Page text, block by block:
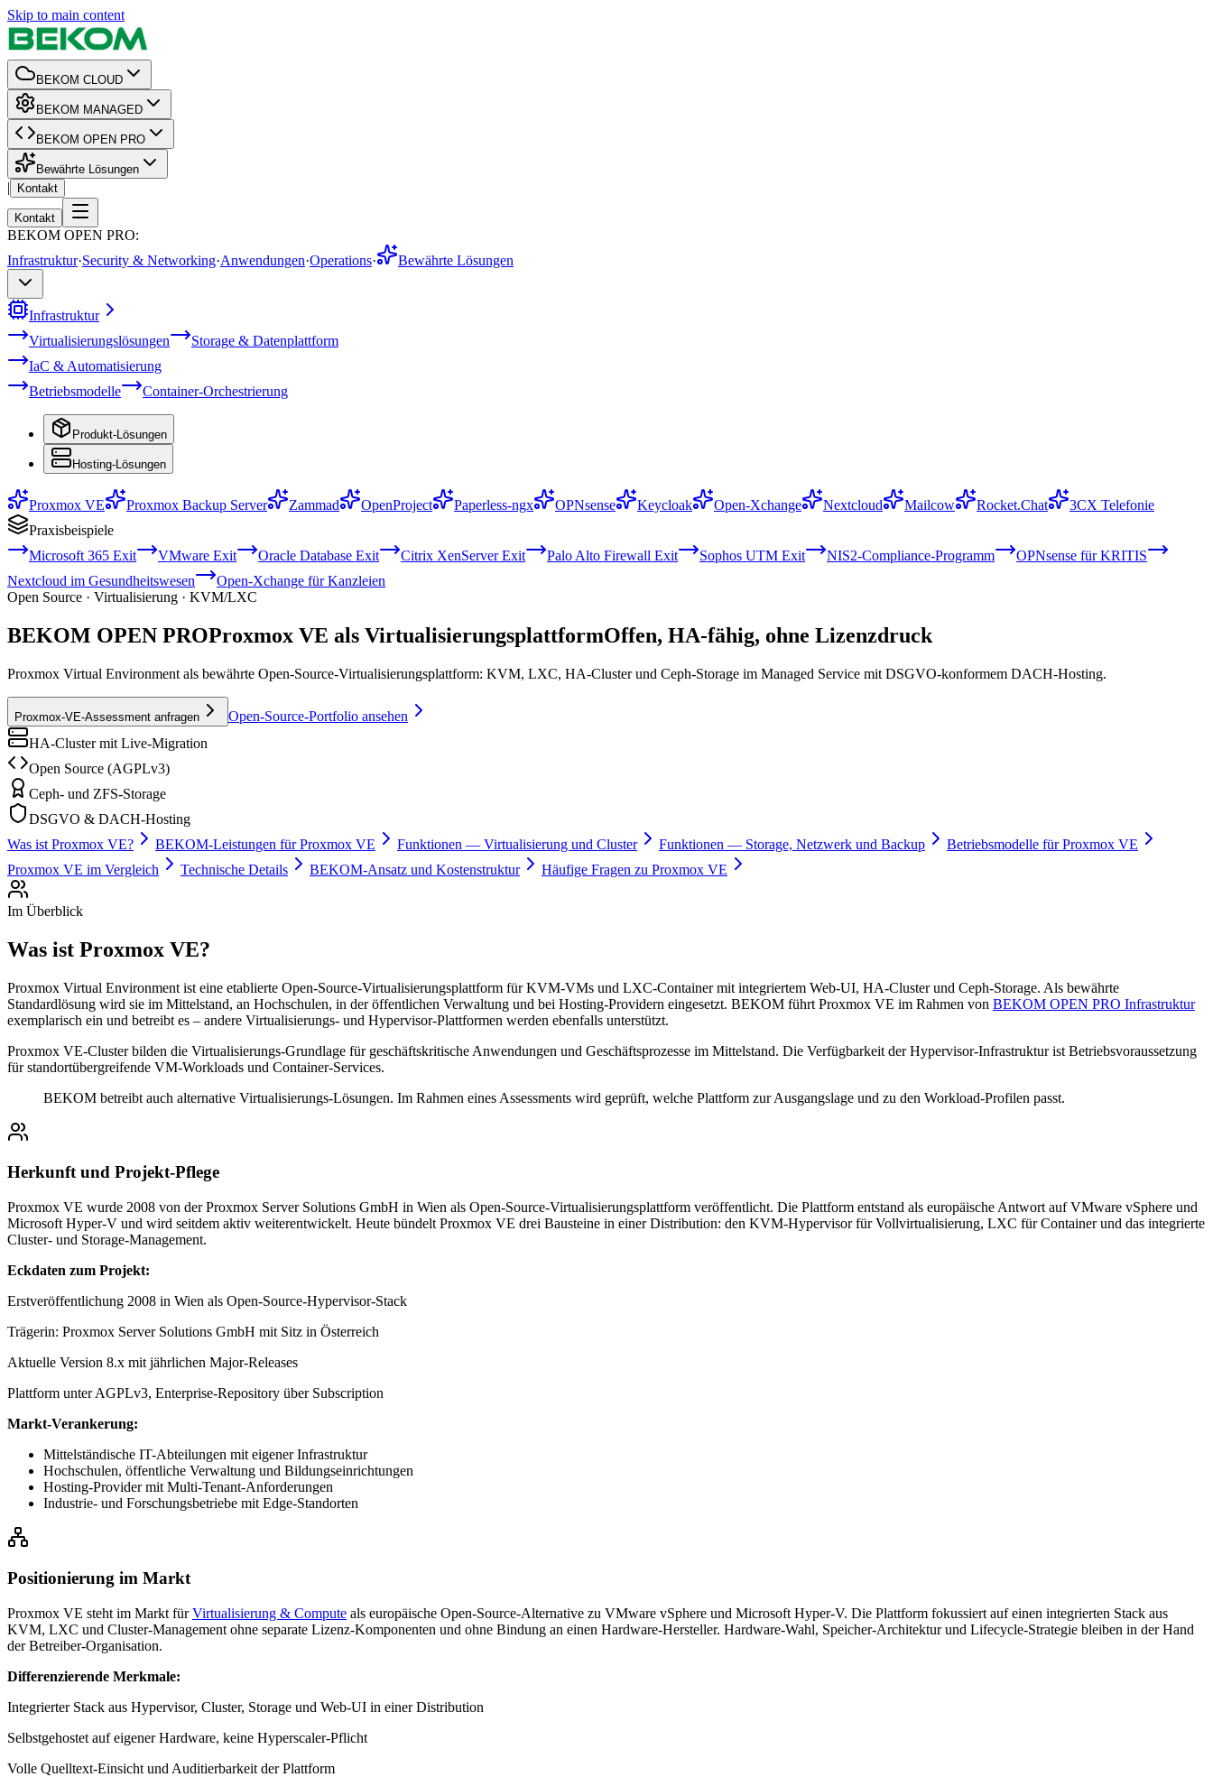
Skip to main content
BEKOM CLOUD
BEKOM MANAGED
BEKOM OPEN PRO
Bewährte Lösungen
| Kontakt
Kontakt
BEKOM OPEN PRO:
Infrastruktur·Security & Networking·Anwendungen·Operations· Bewährte Lösungen
Infrastruktur
Virtualisierungslösungen
Storage & Datenplattform
IaC & Automatisierung
Betriebsmodelle
Container-Orchestrierung
Produkt-Lösungen
Hosting-Lösungen
Proxmox VE Proxmox Backup Server Zammad OpenProject Paperless-ngx OPNsense Keycloak Open-Xchange Nextcloud Mailcow Rocket.Chat
3CX Telefonie
Praxisbeispiele
Microsoft 365 Exit
VMware Exit Oracle Database Exit Citrix XenServer Exit Palo Alto Firewall Exit Sophos UTM Exit NIS2-Compliance-Programm
OPNsense für KRITIS
Nextcloud im Gesundheitswesen
Open-Xchange für Kanzleien
Open Source · Virtualisierung · KVM/LXC
BEKOM OPEN PROProxmox VE als VirtualisierungsplattformOffen, HA-fähig, ohne Lizenzdruck
Proxmox Virtual Environment als bewährte Open-Source-Virtualisierungsplattform: KVM, LXC, HA-Cluster und Ceph-Storage im Managed Service mit DSGVO-konformem DACH-Hosting.
Proxmox-VE-Assessment anfragen
Open-Source-Portfolio ansehen
HA-Cluster mit Live-Migration
Open Source (AGPLv3)
Ceph- und ZFS-Storage
DSGVO & DACH-Hosting
Was ist Proxmox VE?
BEKOM-Leistungen für Proxmox VE Funktionen — Virtualisierung und Cluster Funktionen — Storage, Netzwerk und Backup
Betriebsmodelle für Proxmox VE
Proxmox VE im Vergleich
Technische Details BEKOM-Ansatz und Kostenstruktur Häufige Fragen zu Proxmox VE
Im Überblick
Was ist Proxmox VE?
Proxmox Virtual Environment ist eine etablierte Open-Source-Virtualisierungsplattform für KVM-VMs und LXC-Container mit integriertem Web-UI, HA-Cluster und Ceph-Storage. Als bewährte
Standardlösung wird sie im Mittelstand, an Hochschulen, in der öffentlichen Verwaltung und bei Hosting-Providern eingesetzt. BEKOM führt Proxmox VE im Rahmen von BEKOM OPEN PRO Infrastruktur
exemplarisch ein und betreibt es – andere Virtualisierungs- und Hypervisor-Plattformen werden ebenfalls unterstützt.
Proxmox VE-Cluster bilden die Virtualisierungs-Grundlage für geschäftskritische Anwendungen und Geschäftsprozesse im Mittelstand. Die Verfügbarkeit der Hypervisor-Infrastruktur ist Betriebsvoraussetzung
für standortübergreifende VM-Workloads und Container-Services.
BEKOM betreibt auch alternative Virtualisierungs-Lösungen. Im Rahmen eines Assessments wird geprüft, welche Plattform zur Ausgangslage und zu den Workload-Profilen passt.
Herkunft und Projekt-Pflege
Proxmox VE wurde 2008 von der Proxmox Server Solutions GmbH in Wien als Open-Source-Virtualisierungsplattform veröffentlicht. Die Plattform entstand als europäische Antwort auf VMware vSphere und
Microsoft Hyper-V und wird seitdem aktiv weiterentwickelt. Heute bündelt Proxmox VE drei Bausteine in einer Distribution: den KVM-Hypervisor für Vollvirtualisierung, LXC für Container und das integrierte
Cluster- und Storage-Management.
Eckdaten zum Projekt:
Erstveröffentlichung 2008 in Wien als Open-Source-Hypervisor-Stack
Trägerin: Proxmox Server Solutions GmbH mit Sitz in Österreich
Aktuelle Version 8.x mit jährlichen Major-Releases
Plattform unter AGPLv3, Enterprise-Repository über Subscription
Markt-Verankerung:
Mittelständische IT-Abteilungen mit eigener Infrastruktur
Hochschulen, öffentliche Verwaltung und Bildungseinrichtungen
Hosting-Provider mit Multi-Tenant-Anforderungen
Industrie- und Forschungsbetriebe mit Edge-Standorten
Positionierung im Markt
Proxmox VE steht im Markt fürVirtualisierung & Compute als europäische Open-Source-Alternative zu VMware vSphere und Microsoft Hyper-V. Die Plattform fokussiert auf einen integrierten Stack aus
KVM, LXC und Cluster-Management ohne separate Lizenz-Komponenten und ohne Bindung an einen Hardware-Hersteller. Hardware-Wahl, Speicher-Architektur und Lifecycle-Strategie bleiben in der Hand
der Betreiber-Organisation.
Differenzierende Merkmale:
Integrierter Stack aus Hypervisor, Cluster, Storage und Web-UI in einer Distribution
Selbstgehostet auf eigener Hardware, keine Hyperscaler-Pflicht
Volle Quelltext-Einsicht und Auditierbarkeit der Plattform